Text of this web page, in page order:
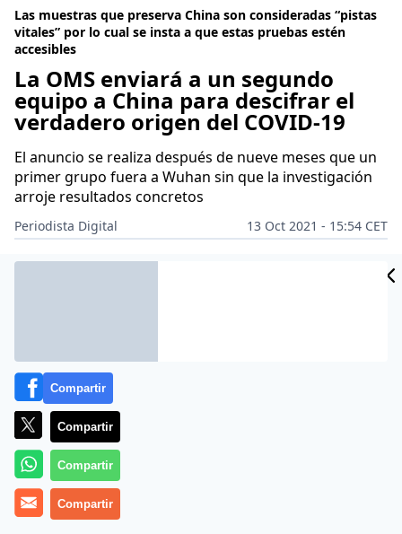
Las muestras que preserva China son consideradas “pistas
vitales” por lo cual se insta a que estas pruebas estén
accesibles
La OMS enviará a un segundo
equipo a China para descifrar el
verdadero origen del COVID-19
El anuncio se realiza después de nueve meses que un
primer grupo fuera a Wuhan sin que la investigación
arroje resultados concretos
Periodista Digital
13 Oct 2021 - 15:54 CET
Archivado en: ASIA CIENCIA
Compartir
Compartir
Compartir
Compartir